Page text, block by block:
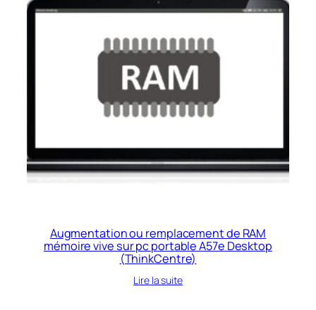
Augmentation ou remplacement de RAM
mémoire vive sur pc portable A57e Desktop
(ThinkCentre)
Lire la suite